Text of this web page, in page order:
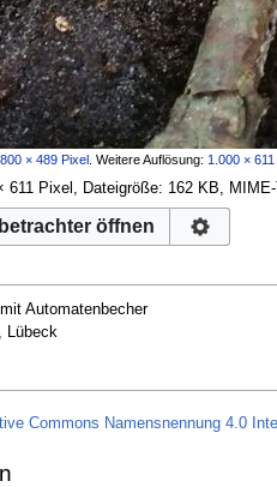
800 × 489 Pixel. Weitere Auflösung: 1.000 ×
611 Pixel, Dateigröße: 162 KB,
öffnen
Automatenbecher
Lübeck
Commons Namensnennung 4.0